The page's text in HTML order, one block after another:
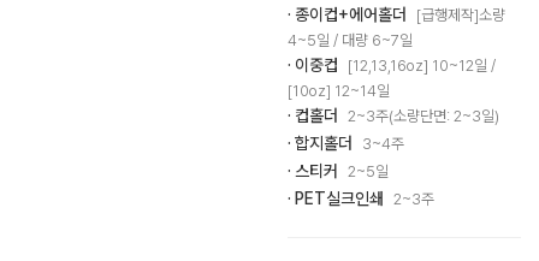
· 종이컵+에어홀더
[급행제작]소량
4~5일 / 대량 6~7일
· 이중컵
[12,13,16oz] 10~12일 /
[10oz] 12~14일
· 컵홀더 2~3주(소량단면: 2~3일)
· 합지홀더 3~4주
· 스티커 2~5일
· PET실크인쇄 2~3주